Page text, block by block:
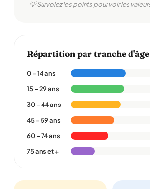
💡 Survolez les points pour voir les
Répartition par tranche d'âge
0 – 14 ans
15 – 29 ans
30 – 44 ans
45 – 59 ans
60 – 74 ans
75 ans et +